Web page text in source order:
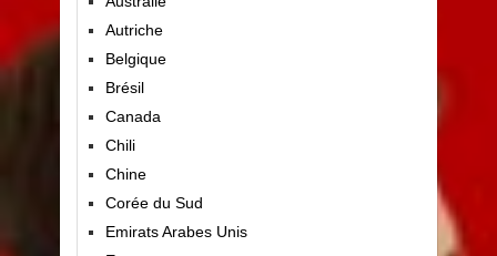
Autriche
Belgique
Brésil
Canada
Chili
Chine
Corée du Sud
Emirats Arabes Unis